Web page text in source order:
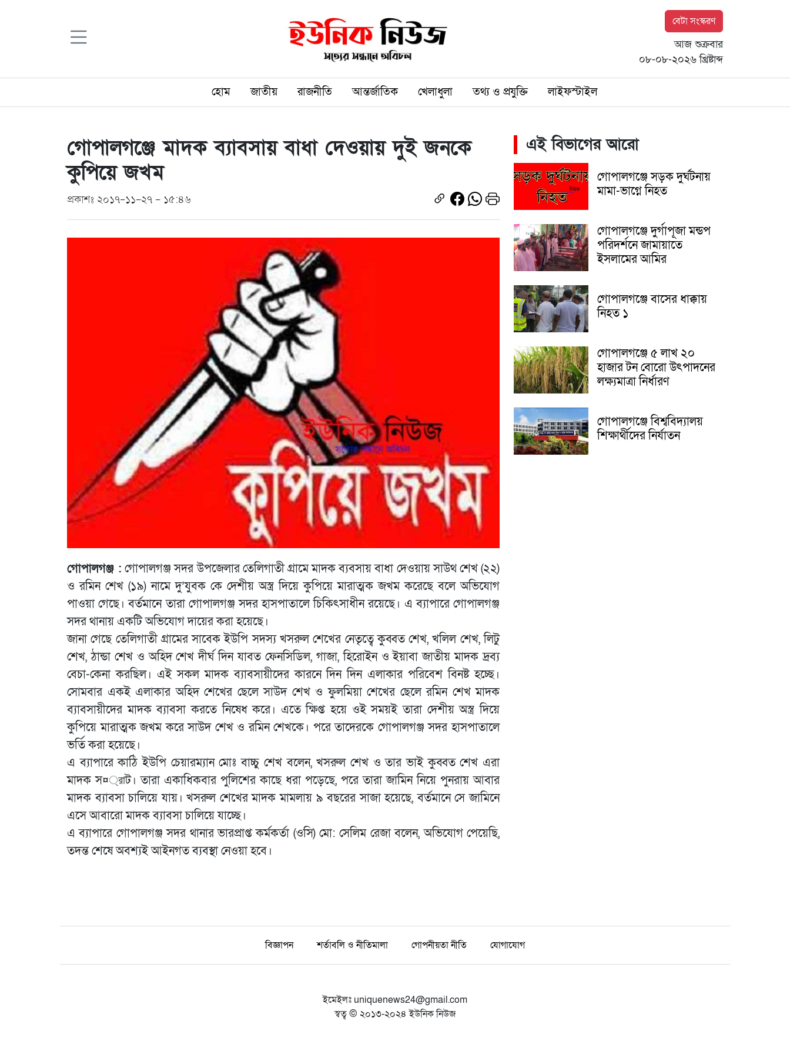
বেটা সংস্করণ
আজ শুক্রবার
০৮-০৮-২০২৬ খ্রিষ্টাব্দ
হোম জাতীয় রাজনীতি আন্তর্জাতিক খেলাধুলা তথ্য ও প্রযুক্তি লাইফস্টাইল
গোপালগঞ্জে মাদক ব্যাবসায় বাধা দেওয়ায় দুই জনকে
কুপিয়ে জখম
প্রকাশঃ ২০১৭-১১-২৭ - ১৫:৪৬
গোপালগঞ্জ : গোপালগঞ্জ সদর উপজেলার তেলিগাতী গ্রামে মাদক ব্যবসায় বাধা দেওয়ায় সাউথ শেখ (২২)
ও রমিন শেখ (১৯) নামে দু’যুবক কে দেশীয় অস্ত্র দিয়ে কুপিয়ে মারাত্মক জখম করেছে বলে অভিযোগ
পাওয়া গেছে। বর্তমানে তারা গোপালগঞ্জ সদর হাসপাতালে চিকিৎসাধীন রয়েছে। এ ব্যাপারে গোপালগঞ্জ
সদর থানায় একটি অভিযোগ দায়ের করা হয়েছে।
জানা গেছে তেলিগাতী গ্রামের সাবেক ইউপি সদস্য খসরুল শেখের নেতৃত্বে কুব্বত শেখ, খলিল শেখ, লিটু
শেখ, ঠান্ডা শেখ ও অহিদ শেখ দীর্ঘ দিন যাবত ফেনসিডিল, গাজা, হিরোইন ও ইয়াবা জাতীয় মাদক দ্রব্য
বেচা-কেনা করছিল। এই সকল মাদক ব্যাবসায়ীদের কারনে দিন দিন এলাকার পরিবেশ বিনষ্ট হচ্ছে।
সোমবার একই এলাকার অহিদ শেখের ছেলে সাউদ শেখ ও ফুলমিয়া শেখের ছেলে রমিন শেখ মাদক
ব্যাবসায়ীদের মাদক ব্যাবসা করতে নিষেধ করে। এতে ক্ষিপ্ত হয়ে ওই সময়ই তারা দেশীয় অস্ত্র দিয়ে
কুপিয়ে মারাত্মক জখম করে সাউদ শেখ ও রমিন শেখকে। পরে তাদেরকে গোপালগঞ্জ সদর হাসপাতালে
ভর্তি করা হয়েছে।
এ ব্যাপারে কাঠি ইউপি চেয়ারম্যান মোঃ বাচ্চু শেখ বলেন, খসরুল শেখ ও তার ভাই কুব্বত শেখ এরা
মাদক স¤্রাট। তারা একাধিকবার পুলিশের কাছে ধরা পড়েছে, পরে তারা জামিন নিয়ে পুনরায় আবার
মাদক ব্যাবসা চালিয়ে যায়। খসরুল শেখের মাদক মামলায় ৯ বছরের সাজা হয়েছে, বর্তমানে সে জামিনে
এসে আবারো মাদক ব্যাবসা চালিয়ে যাচ্ছে।
এ ব্যাপারে গোপালগঞ্জ সদর থানার ভারপ্রাপ্ত কর্মকর্তা (ওসি) মো: সেলিম রেজা বলেন, অভিযোগ পেয়েছি,
তদন্ত শেষে অবশ্যই আইনগত ব্যবস্থা নেওয়া হবে।
এই বিভাগের আরো
গোপালগঞ্জে সড়ক দুর্ঘটনায়
মামা-ভাগ্নে নিহত
গোপালগঞ্জে দুর্গাপূজা মন্ডপ
পরিদর্শনে জামায়াতে
ইসলামের আমির
গোপালগঞ্জে বাসের ধাক্কায়
নিহত ১
গোপালগঞ্জে ৫ লাখ ২০
হাজার টন বোরো উৎপাদনের
লক্ষ্যমাত্রা নির্ধারণ
গোপালগঞ্জে বিশ্ববিদ্যালয়
শিক্ষার্থীদের নির্যাতন
বিজ্ঞাপন শর্তাবলি ও নীতিমালা গোপনীয়তা নীতি যোগাযোগ
ইমেইলঃ uniquenews24@gmail.com
স্বত্ব © ২০১৩-২০২৪ ইউনিক নিউজ